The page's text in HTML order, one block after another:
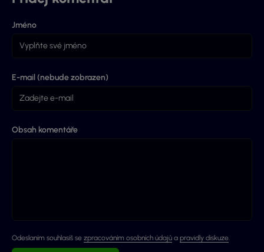
Jméno
E-mail (nebude zobrazen)
Obsah komentáře
Odeslaním souhlasíš se zpracováním osobních údajů a pravidly diskuze